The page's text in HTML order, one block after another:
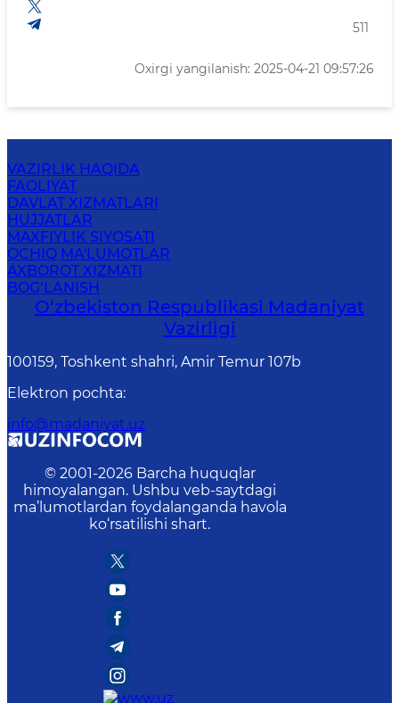
511
Oxirgi yangilanish: 2025-04-21 09:57:26
VAZIRLIK HAQIDA
FAOLIYAT
DAVLAT XIZMATLARI
HUJJATLAR
MAXFIYLIK SIYOSATI
OCHIQ MA'LUMOTLAR
AXBOROT XIZMATI
BOG‘LANISH
O‘zbekiston Respublikasi Madaniyat
Vazirligi
100159, Toshkent shahri, Amir Temur 107b
Elektron pochta:
info@madaniyat.uz
© 2001-2026 Barcha huquqlar
himoyalangan. Ushbu veb-saytdagi
ma’lumotlardan foydalanganda havola
ko‘rsatilishi shart.